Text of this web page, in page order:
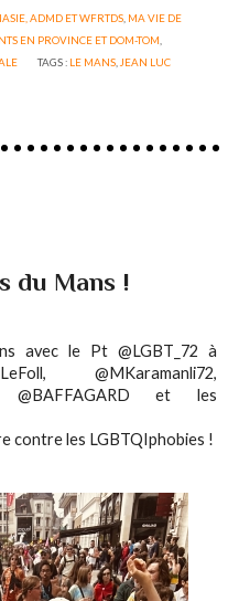
ADMD ET WFRTDS, MA VIE DE
EN PROVINCE ET DOM-TOM
TAGS : LE MANS JEAN LUC
du Mans !
avec le Pt @LGBT_72 à
@MKaramanli72,
@BAFFAGARD et les
contre les LGBTQIphobies !